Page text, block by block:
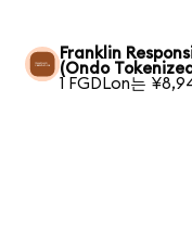
Franklin
(Ondo
1 FGDLon는